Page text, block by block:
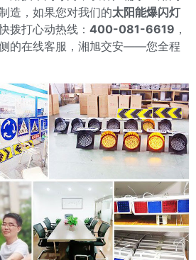
造，如果您对我们的太阳能爆闪灯
拨打心动热线： 400-081-6619 ，
的在线客服，湘旭交安——您全程